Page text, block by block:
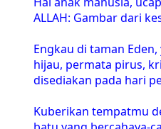
ALLAH: Gambar dari
Engkau di taman
hijau, permata pirus,
disediakan pada hari
Kuberikan tempatmu